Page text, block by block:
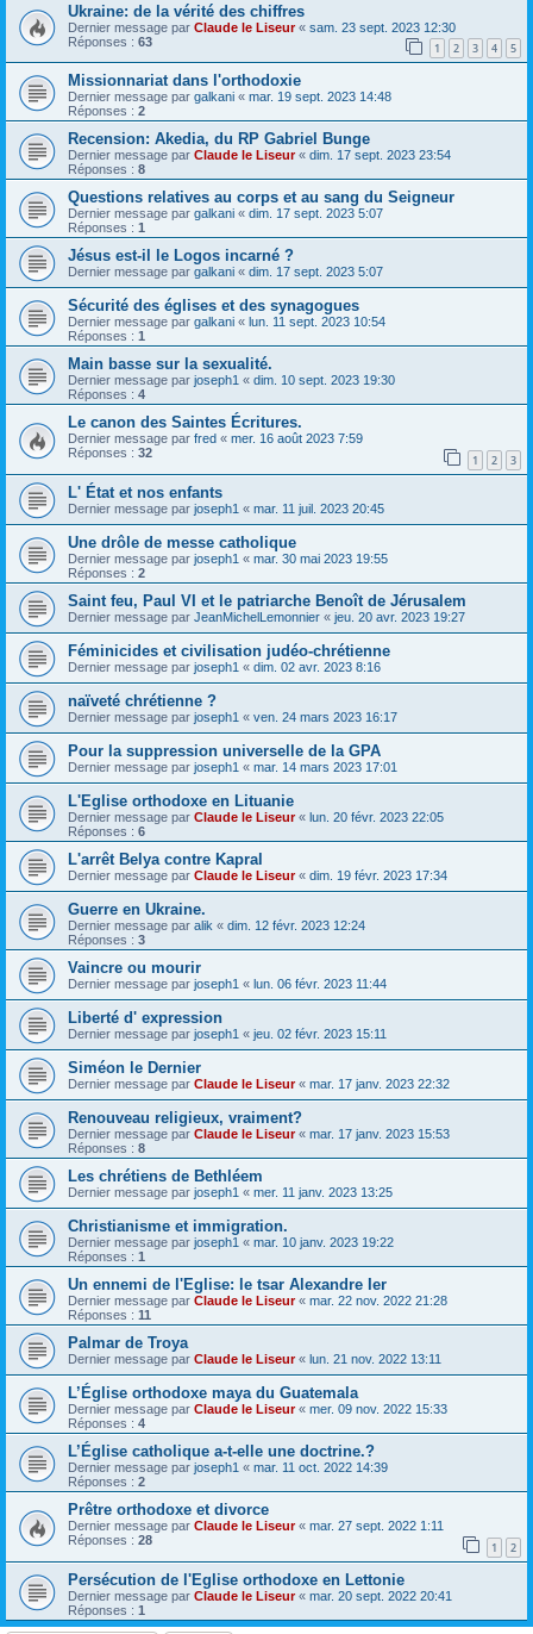
Ukraine: de la vérité des chiffres
Dernier message par Claude le Liseur« sam. 23 sept. 2023 12:30
Réponses : 63 1 2 3 4 5
Missionnariat dans l'orthodoxie
Dernier message par galkani « mar. 19 sept. 2023 14:48
Réponses : 2
Recension: Akedia, du RP Gabriel Bunge
Dernier message par Claude le Liseur« dim. 17 sept. 2023 23:54
Réponses : 8
Questions relatives au corps et au sang du Seigneur
Dernier message par galkani « dim. 17 sept. 2023 5:07
Réponses : 1
Jésus est-il le Logos incarné ?
Dernier message par galkani « dim. 17 sept. 2023 5:07
Sécurité des églises et des synagogues
Dernier message par galkani « lun. 11 sept. 2023 10:54
Réponses : 1
Main basse sur la sexualité.
Dernier message par joseph1 « dim. 10 sept. 2023 19:30
Réponses : 4
Le canon des Saintes Écritures.
Dernier message par fred « mer. 16 août 2023 7:59
Réponses : 32 1 2 3
L' État et nos enfants
Dernier message par joseph1 « mar. 11 juil. 2023 20:45
Une drôle de messe catholique
Dernier message par joseph1 « mar. 30 mai 2023 19:55
Réponses : 2
Saint feu, Paul VI et le patriarche Benoît de Jérusalem
Dernier message par JeanMichelLemonnier « jeu. 20 avr. 2023 19:27
Féminicides et civilisation judéo-chrétienne
Dernier message par joseph1 « dim. 02 avr. 2023 8:16
naïveté chrétienne ?
Dernier message par joseph1 « ven. 24 mars 2023 16:17
Pour la suppression universelle de la GPA
Dernier message par joseph1 « mar. 14 mars 2023 17:01
L'Eglise orthodoxe en Lituanie
Dernier message par Claude le Liseur« lun. 20 févr. 2023 22:05
Réponses : 6
L'arrêt Belya contre Kapral
Dernier message par Claude le Liseur« dim. 19 févr. 2023 17:34
Guerre en Ukraine.
Dernier message par alik « dim. 12 févr. 2023 12:24
Réponses : 3
Vaincre ou mourir
Dernier message par joseph1 « lun. 06 févr. 2023 11:44
Liberté d' expression
Dernier message par joseph1 « jeu. 02 févr. 2023 15:11
Siméon le Dernier
Dernier message par Claude le Liseur« mar. 17 janv. 2023 22:32
Renouveau religieux, vraiment?
Dernier message par Claude le Liseur« mar. 17 janv. 2023 15:53
Réponses : 8
Les chrétiens de Bethléem
Dernier message par joseph1 « mer. 11 janv. 2023 13:25
Christianisme et immigration.
Dernier message par joseph1 « mar. 10 janv. 2023 19:22
Réponses : 1
Un ennemi de l'Eglise: le tsar Alexandre Ier
Dernier message par Claude le Liseur« mar. 22 nov. 2022 21:28
Réponses : 11
Palmar de Troya
Dernier message par Claude le Liseur« lun. 21 nov. 2022 13:11
L’Église orthodoxe maya du Guatemala
Dernier message par Claude le Liseur« mer. 09 nov. 2022 15:33
Réponses : 4
L’Église catholique a-t-elle une doctrine.?
Dernier message par joseph1 « mar. 11 oct. 2022 14:39
Réponses : 2
Prêtre orthodoxe et divorce
Dernier message par Claude le Liseur« mar. 27 sept. 2022 1:11
Réponses : 28 1 2
Persécution de l'Eglise orthodoxe en Lettonie
Dernier message par Claude le Liseur« mar. 20 sept. 2022 20:41
Réponses : 1